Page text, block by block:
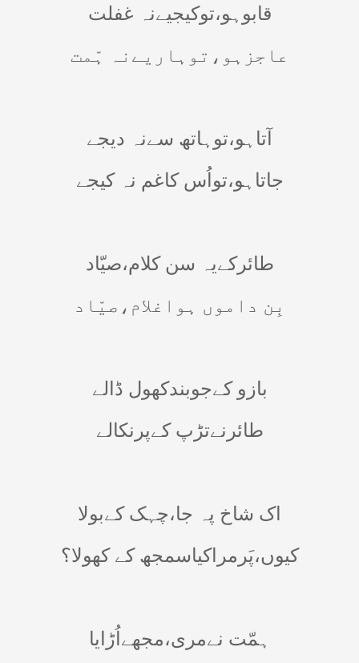
قابوہو،توکیجیےنہ غفلت
عاجزہو،توہاریےنہ ہّمت
آتاہو،توہاتھ سےنہ دیجے
جاتاہو،تواُس کاغم نہ کیجے
طائرکےیہ سن کلام،صیّاد
بِن داموں ہواغلام،صیّاد
بازو کےجوبندکھول ڈالے
طائرنےتڑپ کےپرنکالے
اک شاخ پہ جا،چہک کےبولا
کیوں،پَرمراکیاسمجھ کے کھولا؟
ہمّت نےمری،مجھےاُڑایا